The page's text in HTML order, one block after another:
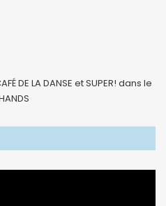
DE LA DANSE et SUPER! dans le